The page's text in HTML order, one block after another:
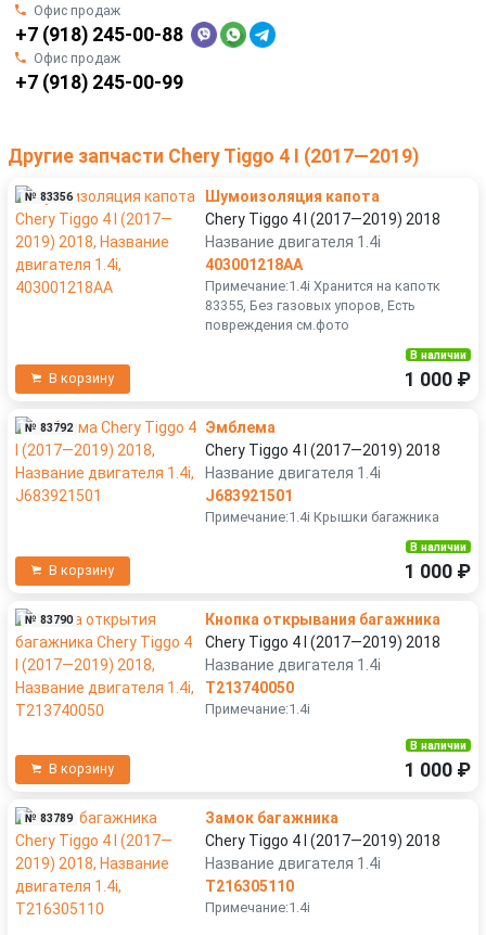
Офис продаж
+7 (918) 245-00-88
Офис продаж
+7 (918) 245-00-99
Другие запчасти Chery Tiggo 4 I (2017—2019)
№ 83356
Шумоизоляция капота
Chery Tiggo 4 I (2017—2019) 2018
Название двигателя 1.4i
403001218AA
Примечание:1.4i Хранится на капотк
83355, Без газовых упоров, Есть
повреждения см.фото
В корзину
В наличии
1 000 ₽
№ 83792
Эмблема
Chery Tiggo 4 I (2017—2019) 2018
Название двигателя 1.4i
J683921501
Примечание:1.4i Крышки багажника
В корзину
В наличии
1 000 ₽
№ 83790
Кнопка открывания багажника
Chery Tiggo 4 I (2017—2019) 2018
Название двигателя 1.4i
T213740050
Примечание:1.4i
В корзину
В наличии
1 000 ₽
№ 83789
Замок багажника
Chery Tiggo 4 I (2017—2019) 2018
Название двигателя 1.4i
T216305110
Примечание:1.4i